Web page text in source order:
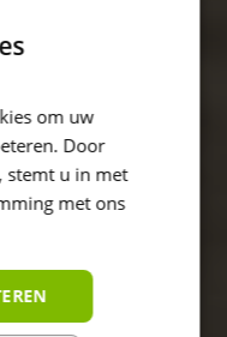
om uw
Door
stemt u in met
met ons